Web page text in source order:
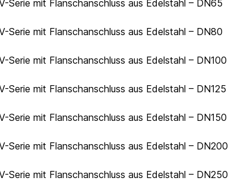
Serie mit Flanschanschluss aus Edelstahl – DN65
Serie mit Flanschanschluss aus Edelstahl – DN80
Serie mit Flanschanschluss aus Edelstahl – DN100
Serie mit Flanschanschluss aus Edelstahl – DN125
Serie mit Flanschanschluss aus Edelstahl – DN150
Serie mit Flanschanschluss aus Edelstahl – DN200
Serie mit Flanschanschluss aus Edelstahl – DN250